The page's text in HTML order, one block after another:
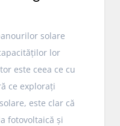
solare
lor
este ceea ce cu
ce explorați
este clar că
fotovoltaică și